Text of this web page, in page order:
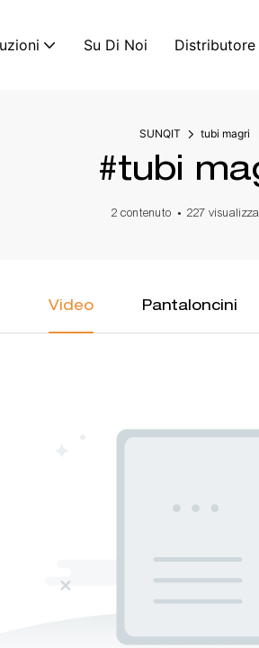
Su Di Noi Distributore
SUNQIT tubi magri
#tubi
2 contenuto 227
Video Pantaloncini